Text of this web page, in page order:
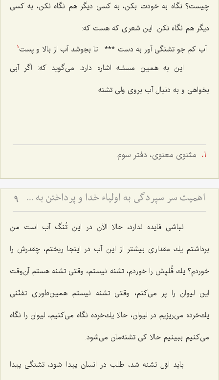
چیست؟ نگاه به خودت بكن، به كسی دیگر هم نگاه نكن، به كسی
دیگر هم نگاه نكن. این شعری كه هست كه:
آب كم جو تشنگی آور به دست‌ *** تا بجوشد آب از بالا و پست‌ 1
این به همین مسئله اشاره دارد. می‌گوید كه: اگر آبی
بخواهی و به دنبال آب بروی ولی تشنه‌
مثنوى معنوى، دفتر سوم
اهمیت سر سپردگی به اولیاء خدا و پرداختن به خود (مشهد مقدس) 9
نباشی فایده ندارد، حالا الآن در این تُنگ آب است من
برداشتم یك مقداری بیشتر از این آب در اینجا ریختم، چقدرش را
خوردم؟ یك قُلپش را خوردم، تشنه نیستم، وقتی تشنه هستم آن‌وقت
این لیوان را پر می‌كنم، وقتی تشنه نیستم همین‌طوری تفنّنی
یك‌خرده می‌ریزیم در لیوان، حالا یك‌خرده نگاه می‌كنیم، لیوان را نگاه
می‌كنیم ببینیم حالا كی تشنه‌مان می‌شود.
باید اوّل تشنه شد، طلب در انسان پیدا شود، تشنگی پیدا